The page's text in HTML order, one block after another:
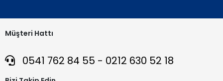
Müşteri Hattı
0541 762 84 55 - 0212 630 52 18